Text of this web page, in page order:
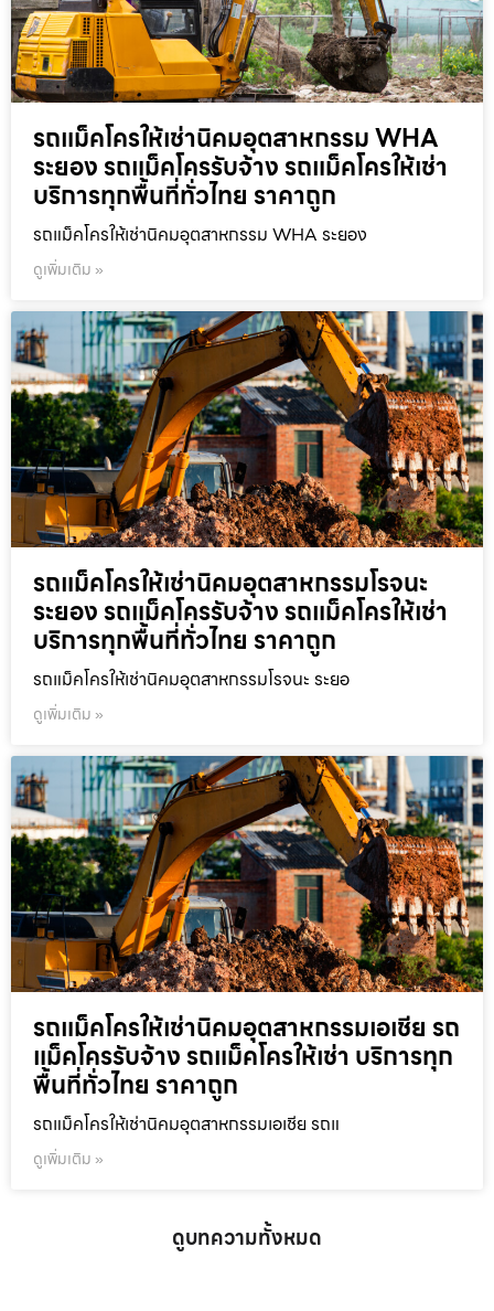
รถแม็คโครให้เช่านิคมอุตสาหกรรม WHA
ระยอง รถแม็คโครรับจ้าง รถแม็คโครให้เช่า
บริการทุกพื้นที่ทั่วไทย ราคาถูก
รถแม็คโครให้เช่านิคมอุตสาหกรรม WHA ระยอง
ดูเพิ่มเติม »
รถแม็คโครให้เช่านิคมอุตสาหกรรมโรจนะ
ระยอง รถแม็คโครรับจ้าง รถแม็คโครให้เช่า
บริการทุกพื้นที่ทั่วไทย ราคาถูก
รถแม็คโครให้เช่านิคมอุตสาหกรรมโรจนะ ระยอ
ดูเพิ่มเติม »
รถแม็คโครให้เช่านิคมอุตสาหกรรมเอเชีย รถ
แม็คโครรับจ้าง รถแม็คโครให้เช่า บริการทุก
พื้นที่ทั่วไทย ราคาถูก
รถแม็คโครให้เช่านิคมอุตสาหกรรมเอเชีย รถแ
ดูเพิ่มเติม »
ดูบทความทั้งหมด